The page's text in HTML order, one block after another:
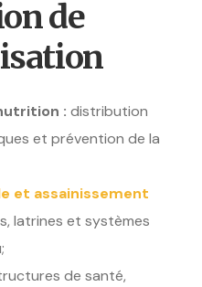
de
: distribution
et prévention de la
et assainissement
latrines et systèmes
de santé,